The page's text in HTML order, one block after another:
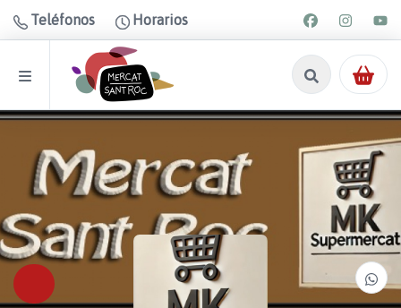
Teléfonos Horarios